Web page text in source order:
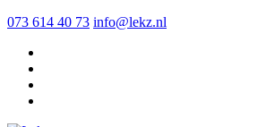
073 614 40 73 info@lekz.nl